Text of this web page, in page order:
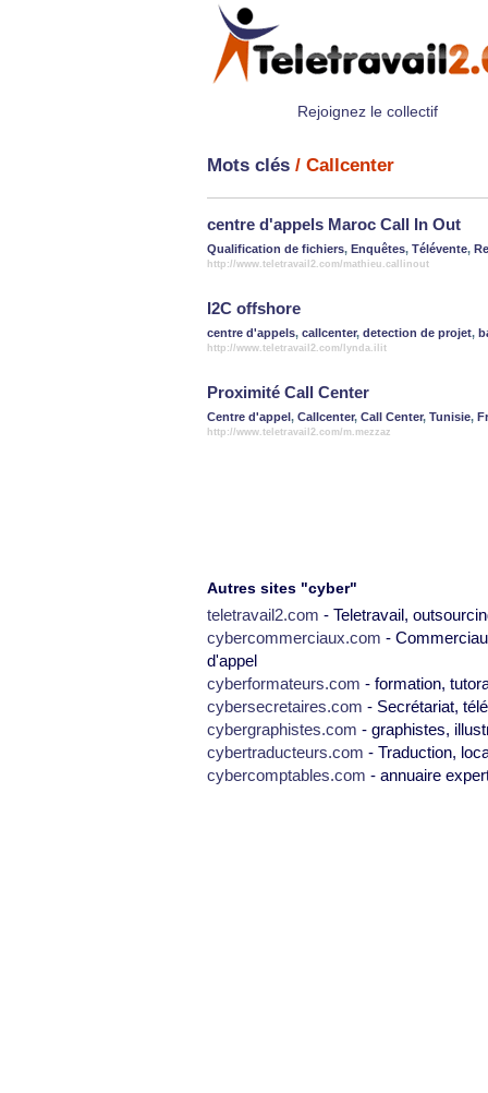
Rejoignez le collectif
Mots clés / Callcenter
centre d'appels Maroc Call In Out
Qualification de fichiers, Enquêtes, Télévente,
http://www.teletravail2.com/mathieu.callinout
I2C offshore
centre d'appels, callcenter, detection de projet,
http://www.teletravail2.com/lynda.ilit
Proximité Call Center
Centre d'appel, Callcenter, Call Center, Tunisie,
http://www.teletravail2.com/m.mezzaz
Autres sites "cyber"
teletravail2.com - Teletravail,
cybercommerciaux.com -
d'appel
cyberformateurs.com - formation,
cybersecretaires.com - Secrétariat,
cybergraphistes.com - graphistes,
cybertraducteurs.com - Traduction,
cybercomptables.com - annuaire